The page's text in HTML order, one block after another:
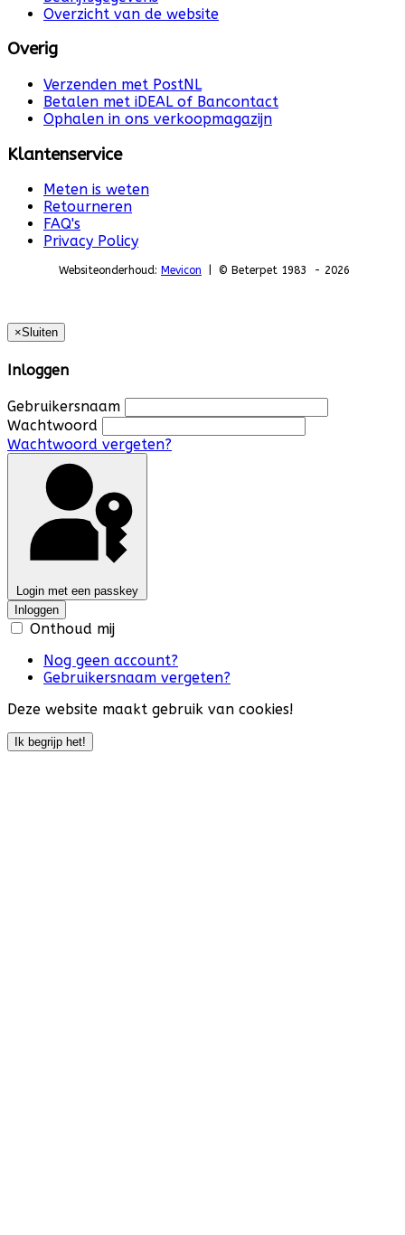
Overzicht van de website
Overig
Verzenden met PostNL
Betalen met iDEAL of Bancontact
Ophalen in ons verkoopmagazijn
Klantenservice
Meten is weten
Retourneren
FAQ's
Privacy Policy
Websiteonderhoud: Mevicon | © Beterpet 1983 - 2026
×Sluiten
Inloggen
Gebruikersnaam
Wachtwoord
Wachtwoord vergeten?
Login met een passkey
Inloggen
Onthoud mij
Nog geen account?
Gebruikersnaam vergeten?
Deze website maakt gebruik van cookies!
Ik begrijp het!